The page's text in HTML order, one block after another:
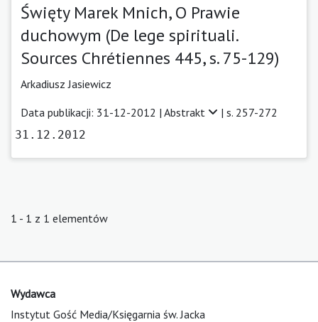
Święty Marek Mnich, O Prawie
duchowym (De lege spirituali.
Sources Chrétiennes 445, s. 75-129)
Arkadiusz Jasiewicz
Data publikacji: 31-12-2012 | Abstrakt | s. 257-272
31.12.2012
1 - 1 z 1 elementów
Wydawca
Instytut Gość Media/Księgarnia św. Jacka